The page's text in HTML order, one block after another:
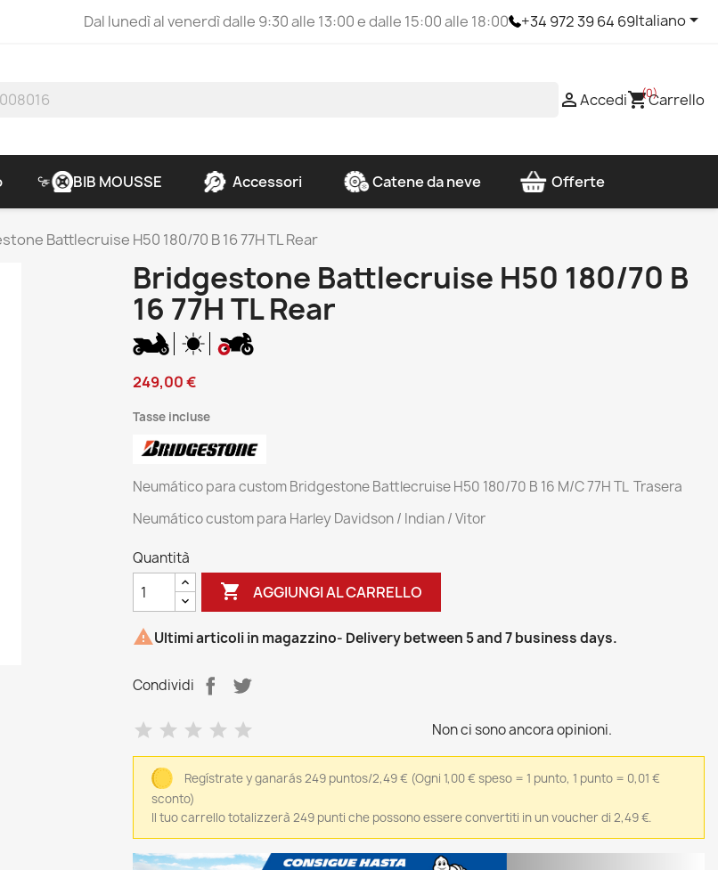
Dal lunedì al venerdì dalle 9:30 alle 13:00 e dalle 15:00 alle 18:00 +34 972 39 64 69Italiano
Accedishopping_cart(0)Carrello
BIB MOUSSE Accessori Catene da neve Offerte
Battlecruise H50 180/70 B 16 77H TL Rear
Bridgestone Battlecruise H50 180/70 B
16 77H TL Rear
249,00 €
Tasse incluse
Neumático para custom Bridgestone Battlecruise H50 180/70 B 16 M/C 77H TL Trasera
Neumático custom para Harley Davidson / Indian / Vitor
Quantità
 AGGIUNGI AL CARRELLO
Ultimi articoli in magazzino- Delivery between 5 and 7 business days.
Condividi
Non ci sono ancora opinioni.
Regístrate y ganarás 249 puntos/2,49 € (Ogni 1,00 € speso = 1 punto, 1 punto = 0,01 €
sconto)
Il tuo carrello totalizzerà 249 punti che possono essere convertiti in un voucher di 2,49 €.